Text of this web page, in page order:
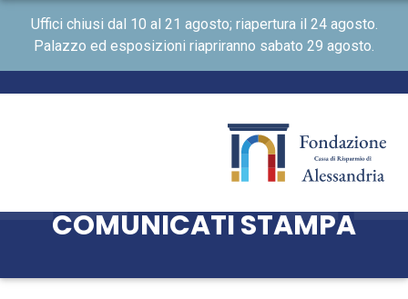
Uffici chiusi dal 10 al 21 agosto; riapertura il 24 agosto.
Palazzo ed esposizioni riapriranno sabato 29 agosto.
COMUNICATI STAMPA